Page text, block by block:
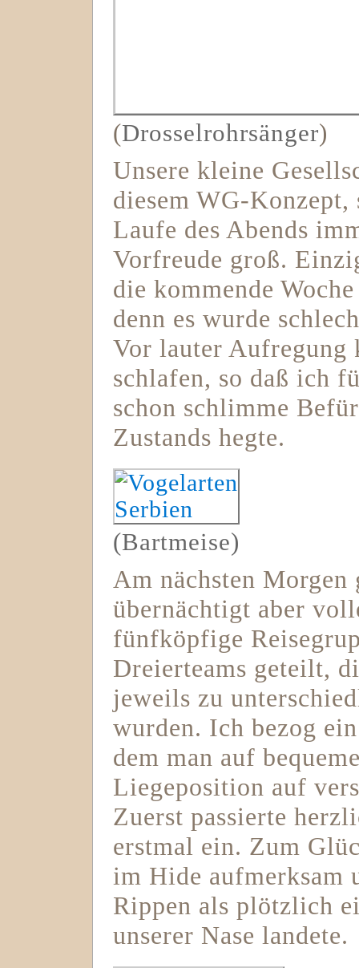
(Drosselrohrsänger)
Unsere kleine
diesem WG-
Laufe des Abends
Vorfreude groß.
die kommende
denn es wurde
Vor lauter Aufregung
schlafen, so daß ich
schon schlimme
Zustands hegte.
(Bartmeise)
Am nächsten
übernächtigt aber
fünfköpfige
Dreierteams geteilt,
jeweils zu
wurden. Ich bezog
dem man auf
Liegeposition auf
Zuerst passierte
erstmal ein. Zum
im Hide aufmerksam
Rippen als plötzlich
unserer Nase landete.